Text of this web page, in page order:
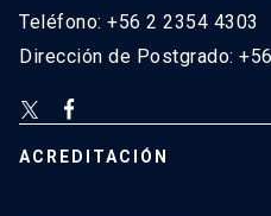
Teléfono: +56 2 2354 4303
Dirección de Postgrado:
ACREDITACIÓN